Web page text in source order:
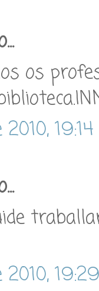
os
19:14
2010, 19:29